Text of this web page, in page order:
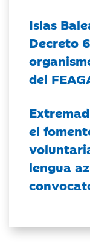
Islas
Decreto
del
el
lengua